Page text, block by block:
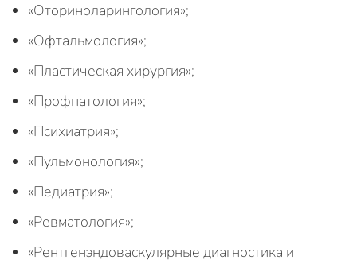
«Оториноларингология»;
«Офтальмология»;
«Пластическая хирургия»;
«Профпатология»;
«Психиатрия»;
«Пульмонология»;
«Педиатрия»;
«Ревматология»;
«Рентгенэндоваскулярные диагностика и